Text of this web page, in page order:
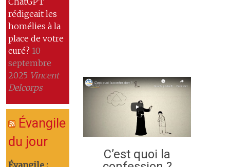
rédigeait les
homélies à la
place de votre
curé? 10
septembre
2025 Vincent
Delcorps
Évangile
du jour
Évangile :
C’est quoi la